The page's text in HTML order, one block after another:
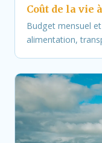
Coût de la vie
Budget mensuel
alimentation,